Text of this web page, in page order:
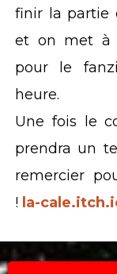
finir la partie
et on met à
pour le
heure.
Une fois le
prendra un
remercier
! la-